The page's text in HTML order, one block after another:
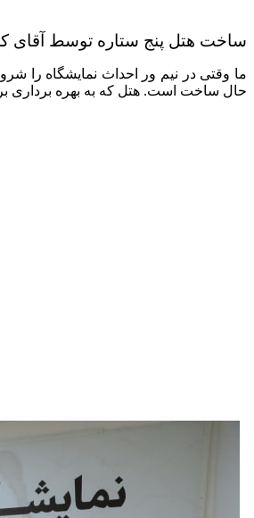
ساخت هتل پنج ستاره توسط آقای
ما وقتی در نیم ور احداث نمایشگاه را
حال ساخت است. هتل که به بهره برداری برسد بخش قابل